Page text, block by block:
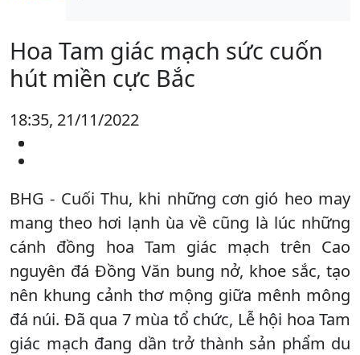
Hoa Tam giác mạch sức cuốn
hút miền cực Bắc
18:35, 21/11/2022
BHG - Cuối Thu, khi những cơn gió heo may
mang theo hơi lạnh ùa về cũng là lúc những
cánh đồng hoa Tam giác mạch trên Cao
nguyên đá Đồng Văn bung nở, khoe sắc, tạo
nên khung cảnh thơ mộng giữa mênh mông
đá núi. Đã qua 7 mùa tổ chức, Lễ hội hoa Tam
giác mạch đang dần trở thành sản phẩm du